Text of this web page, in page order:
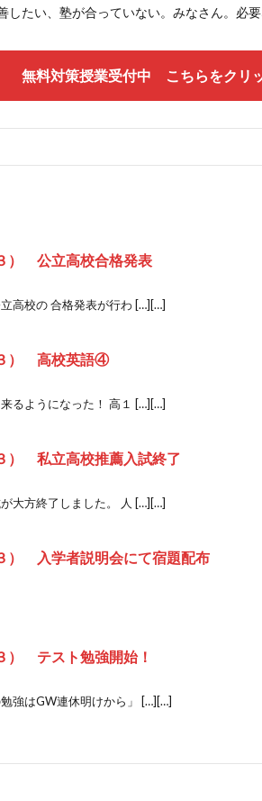
塾が合っていない。みなさん。必要な
無料対策授業受付中 こちらをクリ
） 公立高校合格発表
高校の 合格発表が行わ […][…]
） 高校英語④
るようになった！ 高１ […][…]
） 私立高校推薦入試終了
大方終了しました。 人 […][…]
） 入学者説明会にて宿題配布
） テスト勉強開始！
勉強はGW連休明けから」 […][…]